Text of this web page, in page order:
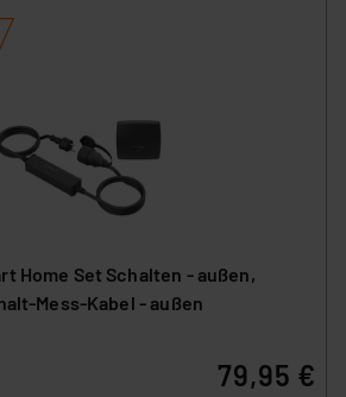
Home Set Schalten - außen,
Mess-Kabel - außen
79,95 €